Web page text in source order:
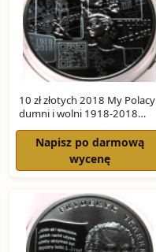
10 zł złotych 2018 My Polacy
dumni i wolni 1918-2018
SREBRO
Napisz po darmową
wycenę